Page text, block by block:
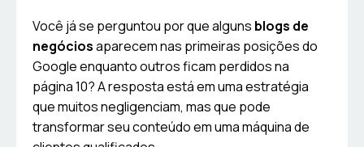
Você já se perguntou por que alguns blogs de
negóciosaparecem nas primeiras posições do
Google enquanto outros ficam perdidos na
página 10? A resposta está em uma estratégia
que muitos negligenciam, mas que pode
transformar seu conteúdo em uma máquina de